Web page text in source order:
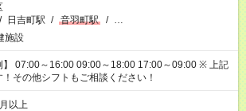
/ 日吉町駅 / 音羽町駅 / …
施設
】 07:00～16:00 09:00～18:00 17:00～09:00 ※ 上記
その他シフトもご相談ください！
以上